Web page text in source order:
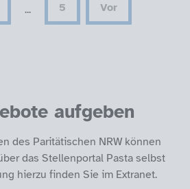
... 5 Vor
aufgeben
des Paritätischen NRW können
das Stellenportal Pasta selbst
hierzu finden Sie im Extranet.